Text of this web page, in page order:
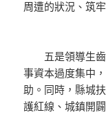
周遭的狀況、筑
五是領導生齒
事資本過度集中
助。同時，縣城
護紅線、城鎮開